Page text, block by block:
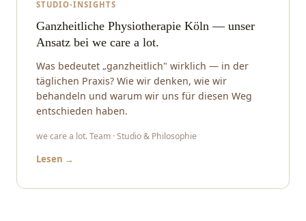
STUDIO-INSIGHTS
Ganzheitliche Physiotherapie Köln — unser
Ansatz bei we care a lot.
Was bedeutet „ganzheitlich" wirklich — in der
täglichen Praxis? Wie wir denken, wie wir
behandeln und warum wir uns für diesen Weg
entschieden haben.
we care a lot. Team · Studio & Philosophie
Lesen →